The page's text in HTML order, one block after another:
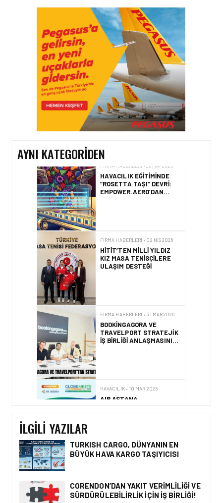
AYNI KATEGORIDEN
FIRMA HABERLERI • 04 AĞU 2026
TAV
HAVALIMANLARI’NDAN
CAPITAL 500 BAŞARISI!
FIRMA HABERLERI • 23 TEM 2026
SOCAR TÜRKIYE’DEN
İSTANBUL
HAVALIMANI’NDA KRITIK
PROJE HAMLESI
FIRMA HABERLERI • 28 MAY 2026
HAVACILIK EĞITIMINDE
“ROSETTA TAŞI” DEVRI:
EMPOWER.AERO’DAN
FIRMA HABERLERI • 02 NIS 2026
HITIT’TEN MILLI YILDIZ
KIZ MASA TENISÇILERE
ULAŞIM DESTEĞI
FIRMA HABERLERI • 31 MAR 2026
BOOKINGAGORA VE
TRAVELPORT STRATEJIK
IŞ BIRLIĞI ANLAŞMASINI
HAVACILIK • 10 MAR 2026
AIR ASTANA
HAVALIMANLARI’NDAN
CAPITAL 500 BAŞARISI!
İLGILI YAZILAR
TURKISH CARGO, DÜNYANIN EN
BÜYÜK HAVA KARGO TAŞIYICISI
CORENDON’DAN YAKIT VERIMLILIĞI VE
SÜRDÜRÜLEBILIRLIK IÇIN İŞ BIRLIĞI!